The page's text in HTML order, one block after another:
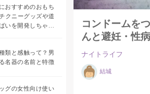
おすすめのおもち
クニーグッズや道
いを開発しちゃお
類と感触って？男
名器の名前と特徴
グの女性向け使い
コンドームを
んと避妊・性
ナイトライフ
結城